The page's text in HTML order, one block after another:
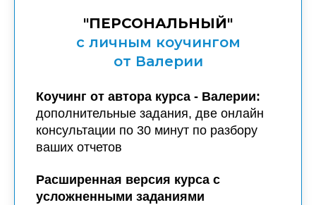
"ПЕРСОНАЛЬНЫЙ"
с личным коучингом
от Валерии
Коучинг от автора курса - Валерии:
дополнительные задания, две онлайн
консультации по 30 минут по разбору
ваших отчетов
Расширенная версия курса с
усложненными заданиями